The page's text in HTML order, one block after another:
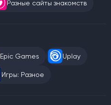
Разные сайты знакомств
Epic Games Uplay
Игры: Разное